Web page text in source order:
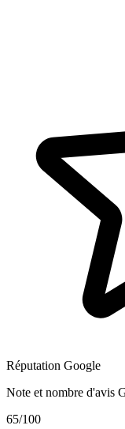
Réputation Google
Note et nombre d'avis
65/100